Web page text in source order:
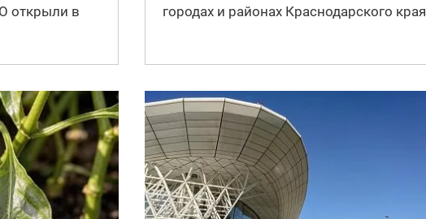
открыли в
городах и районах Краснодарского края